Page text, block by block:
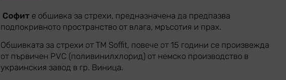
Софит е обшивка за стрехи, предназначена да предпазва
подпокривното пространство от влага, мръсотия и прах.
Обшивката за стрехи от TM Soffit, повече от 15 години се произвежда
от първичен PVC (поливинилхлорид) от немско производство в
украинския завод в гр. Виница.